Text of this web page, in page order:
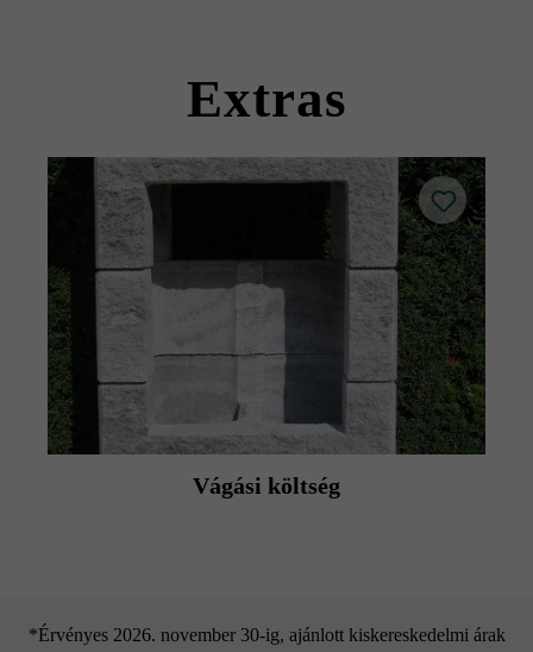
Extras
Vágási költség
*Érvényes 2026. november 30-ig, ajánlott kiskereskedelmi árak